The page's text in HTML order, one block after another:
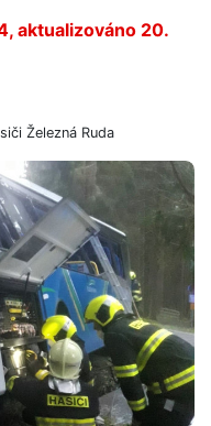
, aktualizováno 20.
Železná Ruda